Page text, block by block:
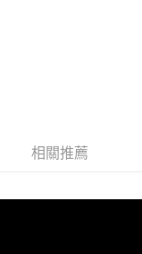
相關推薦